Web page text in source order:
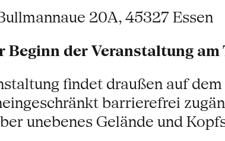
20A, 45327 Essen
Beginn der Veranstaltung
findet draußen auf
barrierefrei
unebenes Gelände und